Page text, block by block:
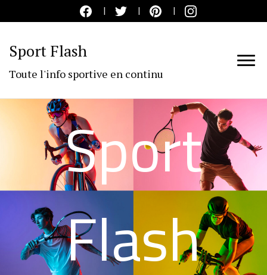
Sport Flash
Toute l'info sportive en continu
Sport
Flash